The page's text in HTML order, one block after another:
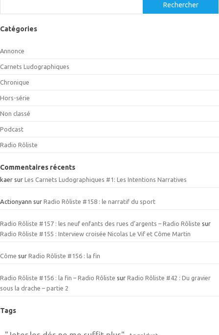
Rechercher
Catégories
Annonce
Carnets Ludographiques
Chronique
Hors-série
Non classé
Podcast
Radio Rôliste
Commentaires récents
kaer sur Les Carnets Ludographiques #1: Les Intentions Narratives
Actionyann sur Radio Rôliste #158 : le narratif du sport
Radio Rôliste #157 : les neuf enfants des rues d’argents – Radio Rôliste sur
Radio Rôliste #155 : Interview croisée Nicolas Le Vif et Côme Martin
Côme sur Radio Rôliste #156 : la fin
Radio Rôliste #156 : la fin – Radio Rôliste sur Radio Rôliste #42 : Du gravier
sous la drache – partie 2
Tags